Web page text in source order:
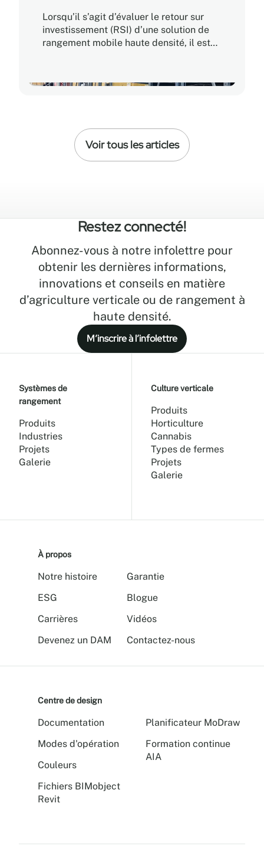
Lorsqu’il s’agit d’évaluer le retour sur
investissement (RSI) d’une solution de
rangement mobile haute densité, il est
vers la rentabilité. En réalité, le véritable
mais aussi de l’efficacité opérationnelle,
de la durabilité et de l’évolutivité à long
Voir tous les articles
Restez connecté!
Abonnez-vous à notre infolettre pour
obtenir les dernières informations,
innovations et conseils en matière
d’agriculture verticale ou de rangement à
haute densité.
M’inscrire à l’infolettre
Systèmes de
rangement
Produits
Industries
Projets
Galerie
Culture verticale
Produits
Horticulture
Cannabis
Types de fermes
Projets
Galerie
À propos
Notre histoire
ESG
Carrières
Devenez un DAM
Garantie
Blogue
Vidéos
Contactez-nous
Centre de design
Documentation
Modes d'opération
Couleurs
Fichiers BIMobject
Revit
Planificateur MoDraw
Formation continue
AIA